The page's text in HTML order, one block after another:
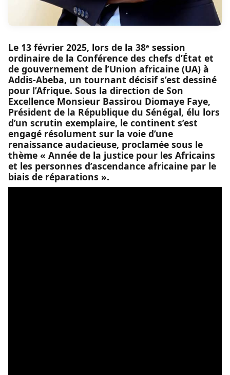
Le 13 février 2025, lors de la 38ᵉ session
ordinaire de la Conférence des chefs d’État et
de gouvernement de l’Union africaine (UA) à
Addis-Abeba, un tournant décisif s’est dessiné
pour l’Afrique. Sous la direction de Son
Excellence Monsieur Bassirou Diomaye Faye,
Président de la République du Sénégal, élu lors
d’un scrutin exemplaire, le continent s’est
engagé résolument sur la voie d’une
renaissance audacieuse, proclamée sous le
thème « Année de la justice pour les Africains
et les personnes d’ascendance africaine par le
biais de réparations ».